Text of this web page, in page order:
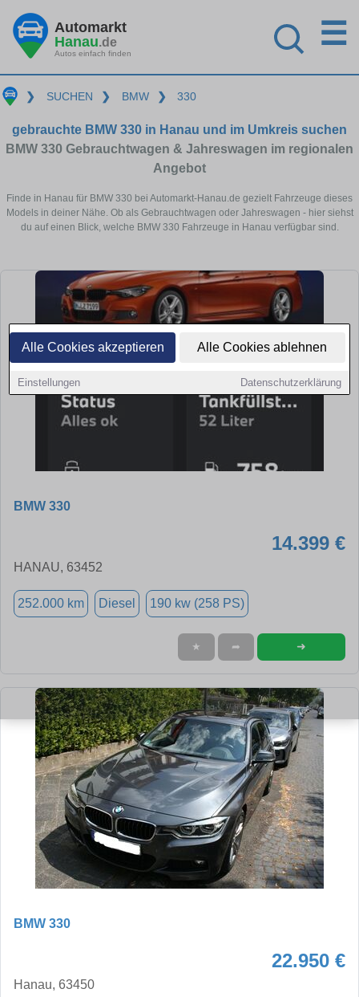
Alle Cookies akzeptieren Alle Cookies ablehnen
Einstellungen Datenschutzerklärung
Automarkt
Hanau.de
Autos einfach finden
☰
❯ SUCHEN ❯ BMW ❯ 330
gebrauchte BMW 330 in Hanau und im Umkreis suchen
BMW 330 Gebrauchtwagen & Jahreswagen im regionalen
Angebot
Finde in Hanau für BMW 330 bei Automarkt-Hanau.de gezielt Fahrzeuge dieses
Models in deiner Nähe. Ob als Gebrauchtwagen oder Jahreswagen - hier siehst
du auf einen Blick, welche BMW 330 Fahrzeuge in Hanau verfügbar sind.
BMW 330
14.399 €
HANAU, 63452
252.000 km Diesel 190 kw (258 PS)
★ ➦ ➜
BMW 330
22.950 €
Hanau, 63450